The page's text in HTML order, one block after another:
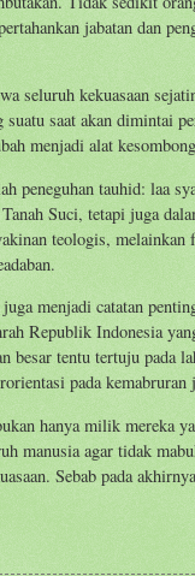
jabatan dan
seluruh kekuasaan
suatu saat akan dimintai
menjadi alat
peneguhan tauhid: laa
Suci, tetapi juga
teologis,
menjadi catatan
Republik Indonesia
besar tentu tertuju pada
pada kemabruran
hanya milik mereka
manusia agar tidak
Sebab pada